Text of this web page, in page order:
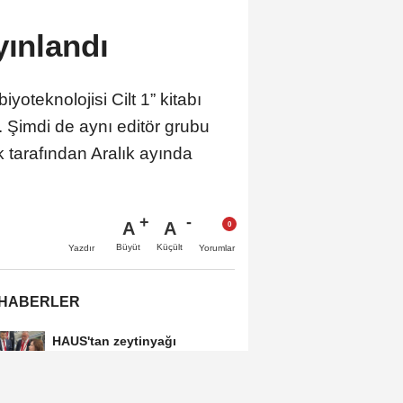
Cilt 1” kitabı
Şimdi de aynı editör grubu
Aralık ayında
Yazdır
A
Büyüt
A
Küçült Yorumlar
HAUS'tan zeytinyağı